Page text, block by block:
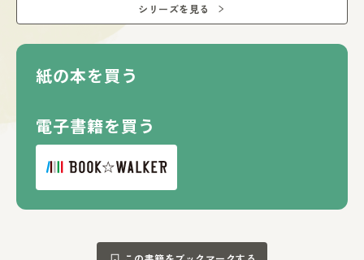
そんなぼくたちを、君たちは見つけられるかな？
■ 隠れているいきものを見つけだせ！ ■
ぞ！
森、ジャングルやサバンナ、海の中などで、周りの風景に溶
け込んでいたり、
ほかのいきものになりすましていたりする子たちを見つけだ
そう！
何匹見つけられるか、家族やお友達と一緒に競争！
シリーズを見る
紙の本を買う
電子書籍を買う